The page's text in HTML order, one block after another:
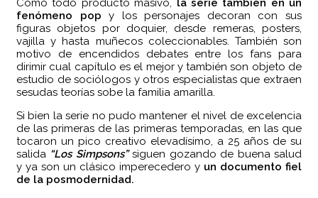
fenómeno pop y los personajes decoran con sus
figuras objetos por doquier, desde remeras, posters,
vajilla y hasta muñecos coleccionables. También son
motivo de encendidos debates entre los fans para
dirimir cual capítulo es el mejor y también son objeto de
estudio de sociólogos y otros especialistas que extraen
sesudas teorías sobe la familia amarilla.
Si bien la serie no pudo mantener el nivel de excelencia
de las primeras de las primeras temporadas, en las que
tocaron un pico creativo elevadísimo, a 25 años de su
salida “Los Simpsons”siguen gozando de buena salud
y ya son un clásico imperecedero y un documento fiel
de la posmodernidad.